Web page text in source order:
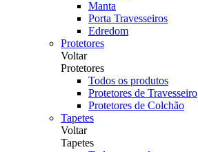
Manta
Porta Travesseiros
Edredom
Protetores
Voltar
Protetores
Todos os produtos
Protetores de Travesseiro
Protetores de Colchão
Tapetes
Voltar
Tapetes